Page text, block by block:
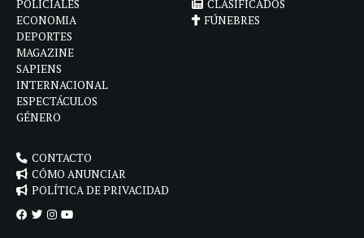
POLICIALES
ECONOMIA
DEPORTES
MAGAZINE
SAPIENS
INTERNACIONAL
ESPECTÁCULOS
GÉNERO
CLASIFICADOS
FÚNEBRES
CONTACTO
CÓMO ANUNCIAR
POLÍTICA DE PRIVACIDAD